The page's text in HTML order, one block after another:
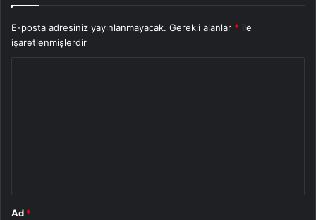
E-posta adresiniz yayınlanmayacak. Gerekli alanlar * ile
işaretlenmişlerdir
Ad *